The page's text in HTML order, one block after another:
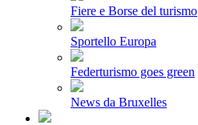
Fiere e Borse del turismo
Sportello Europa
Federturismo goes green
News da Bruxelles